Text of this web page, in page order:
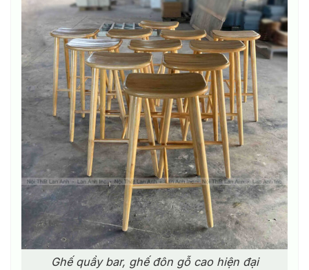
Ghế quầy bar, ghế đôn gỗ cao hiện đại